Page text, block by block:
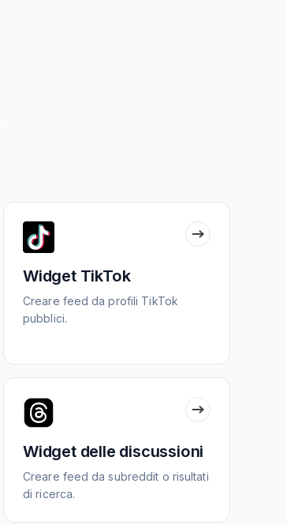
Widget TikTok
Creare feed da profili TikTok
pubblici.
Widget delle discussioni
Creare feed da subreddit o risultati
di ricerca.